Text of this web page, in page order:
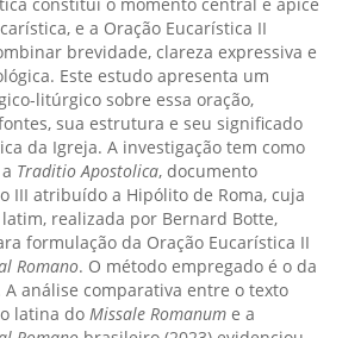
e a Oração Eucarística II
brevidade, clareza expressiva e
Este estudo apresenta um
litúrgico sobre essa oração,
sua estrutura e seu significado
da Igreja. A investigação tem como
Traditio Apostolica, documento
III atribuído a Hipólito de Roma, cuja
realizada por Bernard Botte,
formulação da Oração Eucarística II
Romano. O método empregado é o da
análise comparativa entre o texto
latina do Missale Romanum e a